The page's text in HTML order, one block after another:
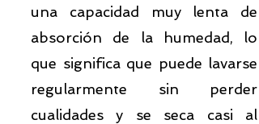
una capacidad muy lenta de
absorción de la humedad, lo
que significa que puede lavarse
regularmente sin perder
cualidades y se seca casi al